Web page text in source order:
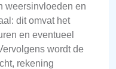
weersinvloeden en
dit omvat het
en eventueel
wordt de
rekening